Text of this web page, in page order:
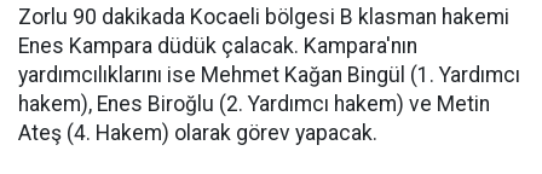
Zorlu 90 dakikada Kocaeli bölgesi B klasman hakemi
Enes Kampara düdük çalacak. Kampara'nın
yardımcılıklarını ise Mehmet Kağan Bingül (1. Yardımcı
hakem), Enes Biroğlu (2. Yardımcı hakem) ve Metin
Ateş (4. Hakem) olarak görev yapacak.